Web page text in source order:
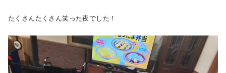
たくさんたくさん笑った夜でした！